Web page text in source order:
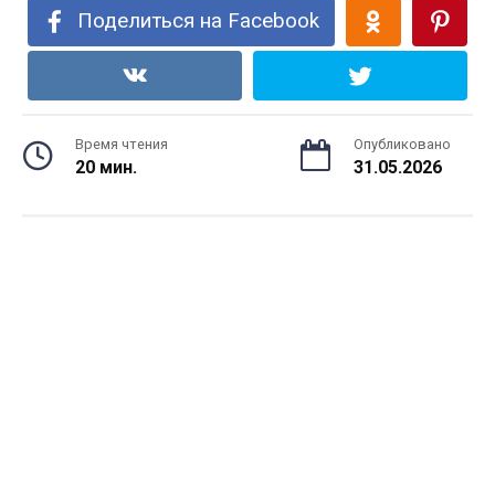
Поделиться на Facebook
Время чтения
20 мин.
Опубликовано
31.05.2026